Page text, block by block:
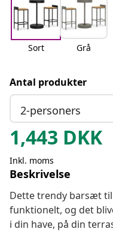
Sort Grå
Antal produkter
2-personers
1,443 DKK
Inkl. moms
Beskrivelse
Dette trendy barsæt
funktionelt, og det
i din have, på din